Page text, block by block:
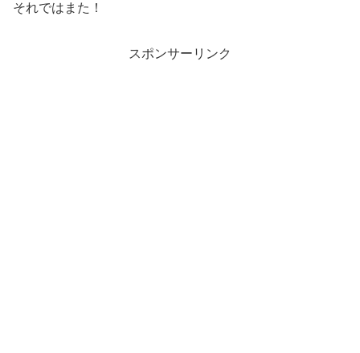
それではまた！
スポンサーリンク